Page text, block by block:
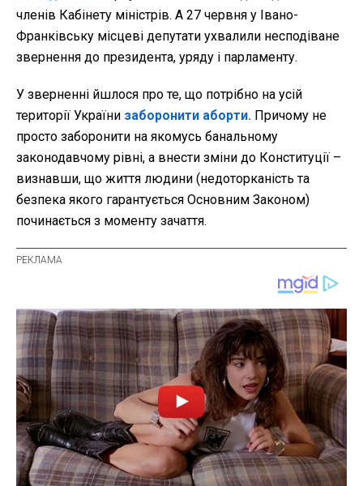
членів Кабінету міністрів. А 27 червня у Івано-
Франківську місцеві депутати ухвалили несподіване
звернення до президента, уряду і парламенту.
У зверненні йшлося про те, що потрібно на усій
території України заборонити аборти. Причому не
просто заборонити на якомусь банальному
законодавчому рівні, а внести зміни до Конституції –
визнавши, що життя людини (недоторканість та
безпека якого гарантується Основним Законом)
починається з моменту зачаття.